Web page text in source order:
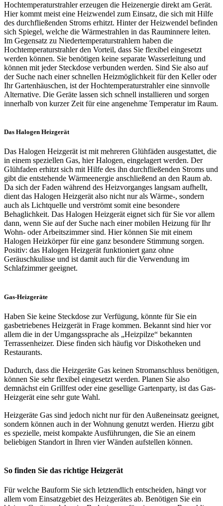
Hochtemperaturstrahler erzeugen die Heizenergie direkt am Gerät.
Hier kommt meist eine Heizwendel zum Einsatz, die sich mit Hilfe
des durchfließenden Stroms erhitzt. Hinter der Heizwendel befinden
sich Spiegel, welche die Wärmestrahlen in das Rauminnere leiten.
Im Gegensatz zu Niedertemperaturstrahlern haben die
Hochtemperaturstrahler den Vorteil, dass Sie flexibel eingesetzt
werden können. Sie benötigen keine separate Wasserleitung und
können mit jeder Steckdose verbunden werden. Sind Sie also auf
der Suche nach einer schnellen Heizmöglichkeit für den Keller oder
Ihr Gartenhäuschen, ist der Hochtemperaturstrahler eine sinnvolle
Alternative. Die Geräte lassen sich schnell installieren und sorgen
innerhalb von kurzer Zeit für eine angenehme Temperatur im Raum.
Das Halogen Heizgerät
Das Halogen Heizgerät ist mit mehreren Glühfäden ausgestattet, die
in einem speziellen Gas, hier Halogen, eingelagert werden. Der
Glühfaden erhitzt sich mit Hilfe des ihn durchfließenden Stroms und
gibt die entstehende Wärmeenergie anschließend an den Raum ab.
Da sich der Faden während des Heizvorganges langsam aufhellt,
dient das Halogen Heizgerät also nicht nur als Wärme-, sondern
auch als Lichtquelle und verströmt somit eine besondere
Behaglichkeit. Das Halogen Heizgerät eignet sich für Sie vor allem
dann, wenn Sie auf der Suche nach einer mobilen Heizung für Ihr
Wohn- oder Arbeitszimmer sind. Hier können Sie mit einem
Halogen Heizkörper für eine ganz besondere Stimmung sorgen.
Positiv: das Halogen Heizgerät funktioniert ganz ohne
Geräuschkulisse und ist damit auch für die Verwendung im
Schlafzimmer geeignet.
Gas-Heizgeräte
Haben Sie keine Steckdose zur Verfügung, könnte für Sie ein
gasbetriebenes Heizgerät in Frage kommen. Bekannt sind hier vor
allem die in der Umgangssprache als „Heizpilze“ bekannten
Terrassenheizer. Diese finden sich häufig vor Diskotheken und
Restaurants.
Dadurch, dass die Heizgeräte Gas keinen Stromanschluss benötigen,
können Sie sehr flexibel eingesetzt werden. Planen Sie also
demnächst ein Grillfest oder eine gesellige Gartenparty, ist das Gas-
Heizgerät eine sehr gute Wahl.
Heizgeräte Gas sind jedoch nicht nur für den Außeneinsatz geeignet,
sondern können auch in der Wohnung genutzt werden. Hierzu gibt
es spezielle, meist kompakte Ausführungen, die Sie an einem
beliebigen Standort in Ihren vier Wänden aufstellen können.
So finden Sie das richtige Heizgerät
Für welche Bauform Sie sich letztendlich entscheiden, hängt vor
allem vom Einsatzgebiet des Heizgerätes ab. Benötigen Sie ein